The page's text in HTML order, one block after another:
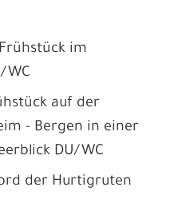
im
WC
auf der
- Bergen in einer
DU/WC
der Hurtigruten